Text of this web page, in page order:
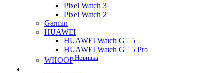
Pixel Watch 3
Pixel Watch 2
Garmin
HUAWEI
HUAWEI Watch GT 5
HUAWEI Watch GT 5 Pro
WHOOP Новинка